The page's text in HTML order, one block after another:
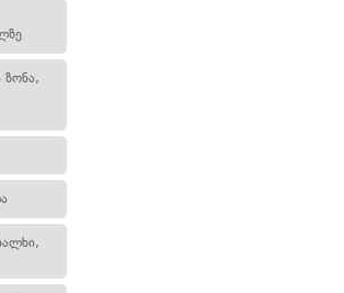
ზონა,